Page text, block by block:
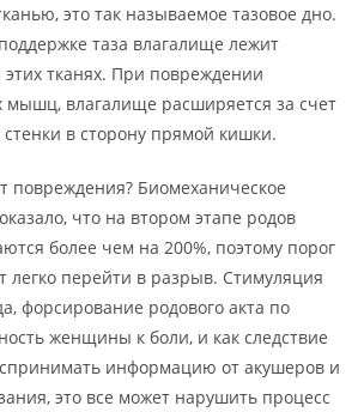
это так называемое тазовое дно.
таза влагалище лежит
этих тканях. При повреждении
влагалище расширяется за счет
в сторону прямой кишки.
повреждения? Биомеханическое
что на втором этапе родов
более чем на 200%, поэтому порог
легко перейти в разрыв. Стимуляция
форсирование родового акта по
женщины к боли, и как следствие
информацию от акушеров и
это все может нарушить процесс